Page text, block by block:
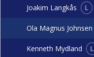
Joakim Langkås L
Ola Magnus Johnsen
Kenneth Mydland L